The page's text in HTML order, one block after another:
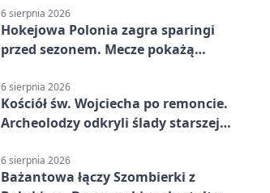
6 sierpnia 2026
Hokejowa Polonia zagra sparingi
przed sezonem. Mecze pokażą
6 sierpnia 2026
Kościół św. Wojciecha po remoncie.
Archeolodzy odkryli ślady starszej
6 sierpnia 2026
Bażantowa łączy Szombierki z